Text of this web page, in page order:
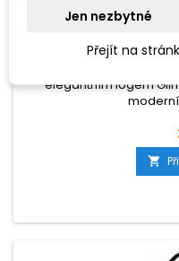
GILMOUR
elegantním logem

Jen nezbytné
Přejít na